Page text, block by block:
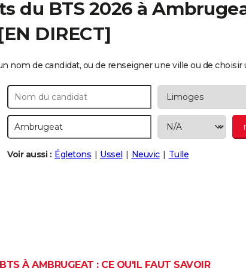
du BTS 2026 à
DIRECT]
nom de candidat, ou de renseigner une ville ou de choisir
Voir aussi : Égletons Ussel Neuvic Tulle
À AMBRUGEAT : CE QU'IL FAUT SAVOIR